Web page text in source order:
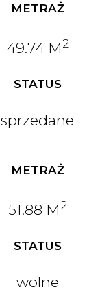
METRAŻ
49.74 M2
STATUS
sprzedane
METRAŻ
51.88 M2
STATUS
wolne